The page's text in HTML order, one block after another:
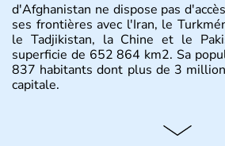
d'Afghanistan ne dispose pas
ses frontières avec l'Iran, le
le Tadjikistan, la Chine et le
superficie de 652 864 km2. Sa
837 habitants dont plus de 3
capitale.